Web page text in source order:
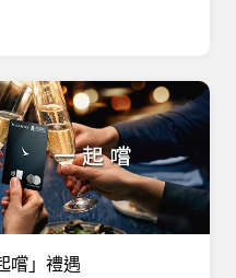
嚐」禮遇